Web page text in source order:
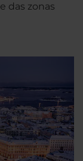
das zonas